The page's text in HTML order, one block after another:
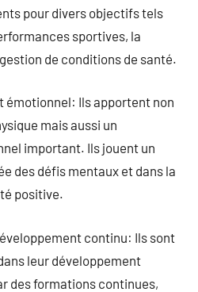
pour divers objectifs tels
sportives, la
de conditions de santé.
émotionnel: Ils apportent non
mais aussi un
important. Ils jouent un
des défis mentaux et dans la
positive.
continu: Ils sont
leur développement
des formations continues,